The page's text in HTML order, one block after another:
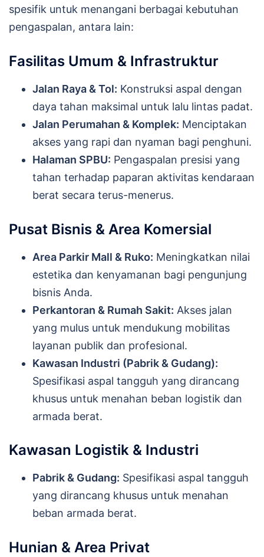
spesifik untuk menangani berbagai kebutuhan
pengaspalan, antara lain:
Fasilitas Umum & Infrastruktur
Jalan Raya & Tol: Konstruksi aspal dengan
daya tahan maksimal untuk lalu lintas padat.
Jalan Perumahan & Komplek: Menciptakan
akses yang rapi dan nyaman bagi penghuni.
Halaman SPBU: Pengaspalan presisi yang
tahan terhadap paparan aktivitas kendaraan
berat secara terus-menerus.
Pusat Bisnis & Area Komersial
Area Parkir Mall & Ruko: Meningkatkan nilai
estetika dan kenyamanan bagi pengunjung
bisnis Anda.
Perkantoran & Rumah Sakit: Akses jalan
yang mulus untuk mendukung mobilitas
layanan publik dan profesional.
Kawasan Industri (Pabrik & Gudang):
Spesifikasi aspal tangguh yang dirancang
khusus untuk menahan beban logistik dan
armada berat.
Kawasan Logistik & Industri
Pabrik & Gudang: Spesifikasi aspal tangguh
yang dirancang khusus untuk menahan
beban armada berat.
Hunian & Area Privat